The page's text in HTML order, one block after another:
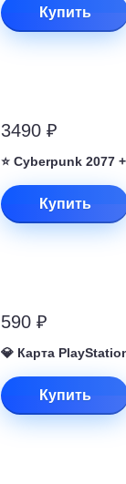
Купить
3490 ₽
⭐ Cyberpunk
Купить
590 ₽
💎 Карта
Купить